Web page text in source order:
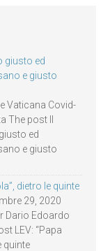
giusto ed
e giusto
Vaticana Covid-
The post Il
ed
e giusto
dietro le quinte
29, 2020
Dario Edoardo
LEV: “Papa
quinte